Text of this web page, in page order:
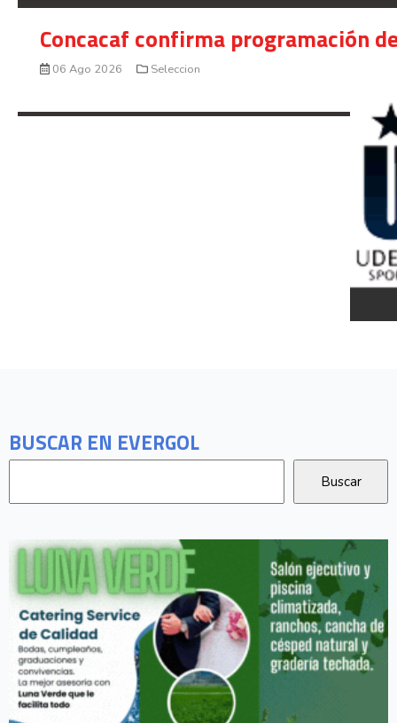
BUSCAR EN EVERGOL
Concacaf confirma programación
06 Ago 2026 Seleccion